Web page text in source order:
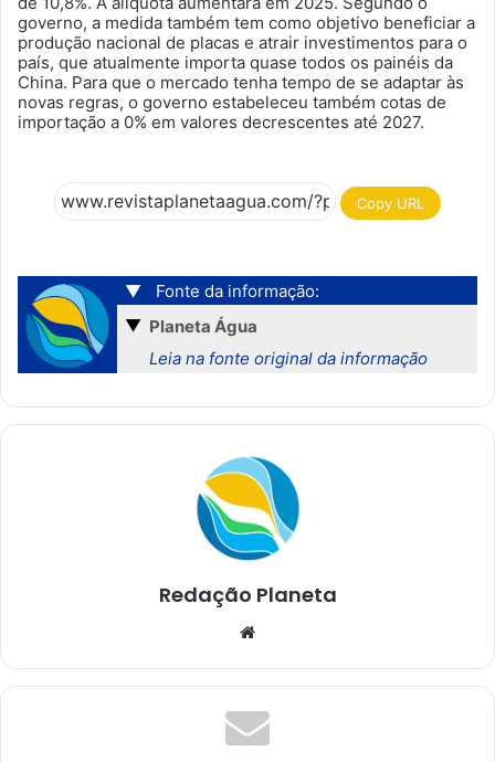
governo, a medida também tem como objetivo beneficiar a
produção nacional de placas e atrair investimentos para o
país, que atualmente importa quase todos os painéis da
China. Para que o mercado tenha tempo de se adaptar às
novas regras, o governo estabeleceu também cotas de
importação a 0% em valores decrescentes até 2027.
Copy URL
▼
Fonte da informação:
▼ Planeta Água
Leia na fonte original da informação
Redação Planeta
te